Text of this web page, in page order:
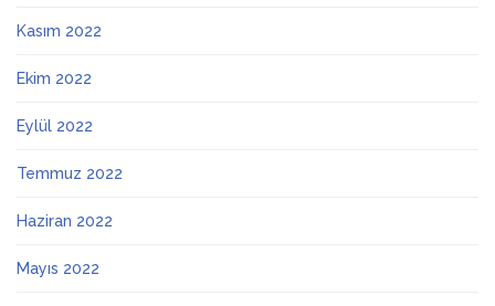
Kasım 2022
Ekim 2022
Eylül 2022
Temmuz 2022
Haziran 2022
Mayıs 2022